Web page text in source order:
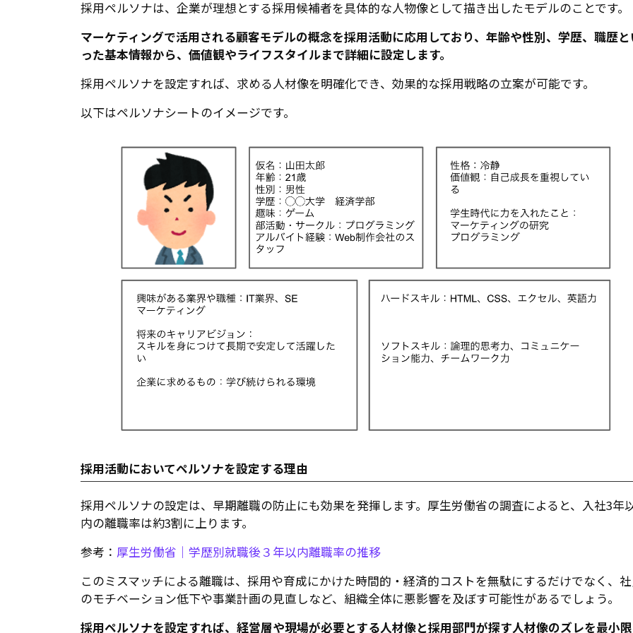
採用ペルソナは、企業が理想とする採用候補者を具体的な人物像として描き出したモデルのことです。
マーケティングで活用される顧客モデルの概念を採用活動に応用しており、年齢や性別、学歴、職歴
った基本情報から、価値観やライフスタイルまで詳細に設定します。
採用ペルソナを設定すれば、求める人材像を明確化でき、効果的な採用戦略の立案が可能です。
以下はペルソナシートのイメージです。
採用活動においてペルソナを設定する理由
採用ペルソナの設定は、早期離職の防止にも効果を発揮します。厚生労働省の調査によると、入社3年
内の離職率は約3割に上ります。
参考： 厚生労働省｜学歴別就職後３年以内離職率の推移
このミスマッチによる離職は、採用や育成にかけた時間的・経済的コストを無駄にするだけでなく、
のモチベーション低下や事業計画の見直しなど、組織全体に悪影響を及ぼす可能性があるでしょう。
採用ペルソナを設定すれば、経営層や現場が必要とする人材像と採用部門が探す人材像のズレを最小